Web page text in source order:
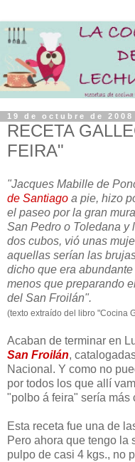
19 de octubre de 2008
RECETA
FEIRA"
"Jacques Mabille de
de Santiago a pie, hizo
el paseo por la gran
San Pedro o Toledana y
dos cubos, vió unas
aquellas serían las
dicho que era
menos que preparando
del San Froilán".
(texto extraído del libro "Cocina
Acaban de terminar en
San Froilán,
Nacional. Y como no
por todos los que allí
"polbo á feira" sería más
Esta receta fue una de
Pero ahora que tengo la
pulpo de casi 4 kgs., no